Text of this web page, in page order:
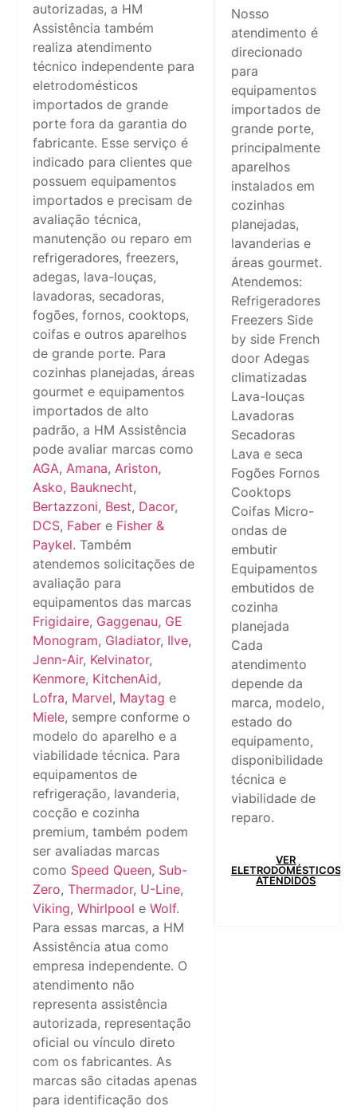
autorizadas, a HM
Assistência também
realiza atendimento
técnico independente para
eletrodomésticos
importados de grande
porte fora da garantia do
fabricante. Esse serviço é
indicado para clientes que
possuem equipamentos
importados e precisam de
avaliação técnica,
manutenção ou reparo em
refrigeradores, freezers,
adegas, lava-louças,
lavadoras, secadoras,
fogões, fornos, cooktops,
coifas e outros aparelhos
de grande porte. Para
cozinhas planejadas, áreas
gourmet e equipamentos
importados de alto
padrão, a HM Assistência
pode avaliar marcas como
AGA, Amana, Ariston,
Asko, Bauknecht,
Bertazzoni, Best, Dacor,
DCS, Faber e Fisher &
Paykel. Também
atendemos solicitações de
avaliação para
equipamentos das marcas
Frigidaire, Gaggenau, GE
Monogram, Gladiator, Ilve,
Jenn-Air, Kelvinator,
Kenmore, KitchenAid,
Lofra, Marvel, Maytag e
Miele, sempre conforme o
modelo do aparelho e a
viabilidade técnica. Para
equipamentos de
refrigeração, lavanderia,
cocção e cozinha
premium, também podem
ser avaliadas marcas
como Speed Queen, Sub-
Zero, Thermador, U-Line,
Viking, Whirlpool e Wolf.
Para essas marcas, a HM
Assistência atua como
empresa independente. O
atendimento não
representa assistência
autorizada, representação
oficial ou vínculo direto
com os fabricantes. As
marcas são citadas apenas
para identificação dos
Nosso
atendimento é
direcionado
para
equipamentos
importados de
grande porte,
principalmente
aparelhos
instalados em
cozinhas
planejadas,
lavanderias e
áreas gourmet.
Atendemos:
Refrigeradores
Freezers Side
by side French
door Adegas
climatizadas
Lava-louças
Lavadoras
Secadoras
Lava e seca
Fogões Fornos
Cooktops
Coifas Micro-
ondas de
embutir
Equipamentos
embutidos de
cozinha
planejada
Cada
atendimento
depende da
marca, modelo,
estado do
equipamento,
disponibilidade
técnica e
viabilidade de
reparo.
VER
ELETRODOMÉSTICOS
ATENDIDOS